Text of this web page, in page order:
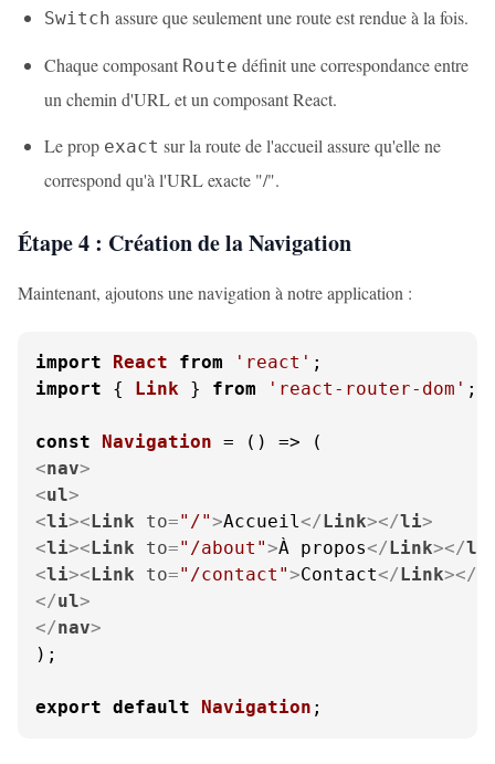
Switch assure que seulement une route est rendue à la fois.
Chaque composant Route définit une correspondance entre
un chemin d'URL et un composant React.
Le prop exact sur la route de l'accueil assure qu'elle ne
correspond qu'à l'URL exacte "/".
Étape 4 : Création de la Navigation
Maintenant, ajoutons une navigation à notre application :
import React from 'react'
import { Link } from 'react-router-dom' ;
const Navigation = (
<nav>
<ul>
<li><Link to="/">Accueil</Link></li>
<li><Link to="/about">À propos</Link></li
<li><Link to="/contact">Contact</Link></
</ul>
</nav>
);
export default Navigation ;